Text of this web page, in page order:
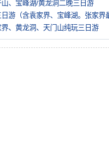
、宝峰湖/黄龙洞二晚三日游
游（含袁家界、宝峰湖。张家界
、黄龙洞、天门山纯玩三日游